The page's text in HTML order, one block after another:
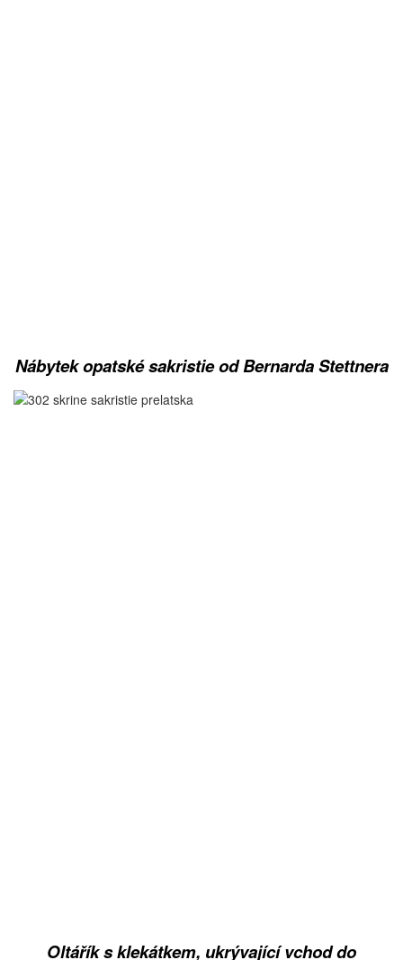
Nábytek opatské sakristie od Bernarda Stettnera
Oltářík s klekátkem, ukrývající vchod do